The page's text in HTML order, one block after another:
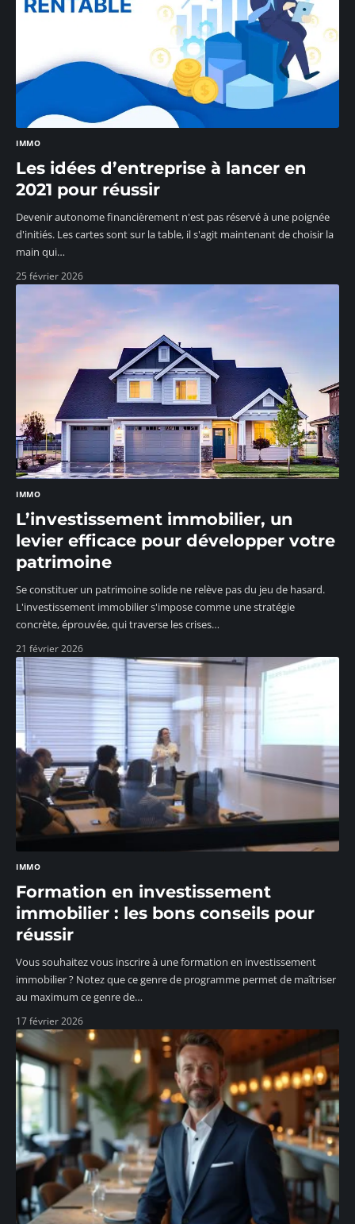
IMMO
Les idées d’entreprise à lancer en
2021 pour réussir
Devenir autonome financièrement n'est pas réservé à une poignée
d'initiés. Les cartes sont sur la table, il s'agit maintenant de choisir la
main qui…
25 février 2026
IMMO
L’investissement immobilier, un
levier efficace pour développer votre
patrimoine
Se constituer un patrimoine solide ne relève pas du jeu de hasard.
L'investissement immobilier s'impose comme une stratégie
concrète, éprouvée, qui traverse les crises…
21 février 2026
IMMO
Formation en investissement
immobilier : les bons conseils pour
réussir
Vous souhaitez vous inscrire à une formation en investissement
immobilier ? Notez que ce genre de programme permet de maîtriser
au maximum ce genre de…
17 février 2026